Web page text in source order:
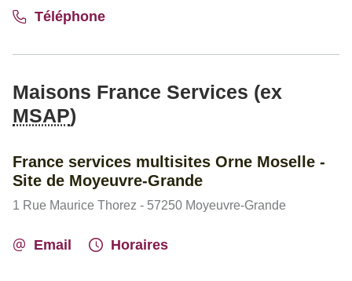
Téléphone
Maisons France Services (ex
MSAP)
France services multisites Orne Moselle -
Site de Moyeuvre-Grande
1 Rue Maurice Thorez - 57250 Moyeuvre-Grande
Email Horaires